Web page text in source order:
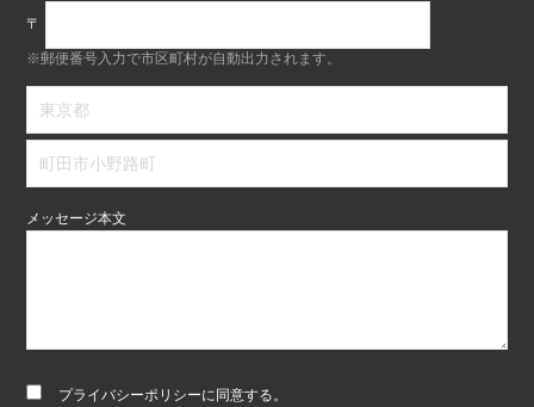
〒
※郵便番号入力で市区町村が自動出力されます。
メッセージ本文
プライバシーポリシーに同意する。